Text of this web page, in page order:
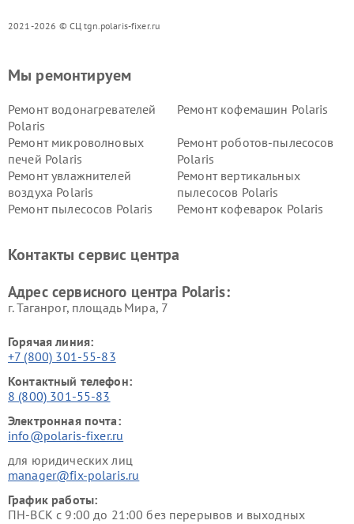
2021-2026 © СЦ tgn.polaris-fixer.ru
Мы ремонтируем
Ремонт водонагревателей
Polaris
Ремонт кофемашин Polaris
Ремонт микроволновых
печей Polaris
Ремонт роботов-пылесосов
Polaris
Ремонт увлажнителей
воздуха Polaris
Ремонт вертикальных
пылесосов Polaris
Ремонт пылесосов Polaris
Ремонт кофеварок Polaris
Контакты сервис центра
Адрес сервисного центра Polaris:
г. Таганрог, площадь Мира, 7
Горячая линия:
+7 (800) 301-55-83
Контактный телефон:
8 (800) 301-55-83
Электронная почта:
info@polaris-fixer.ru
для юридических лиц
manager@fix-polaris.ru
График работы:
ПН-ВСК с 9:00 до 21:00 без перерывов и выходных